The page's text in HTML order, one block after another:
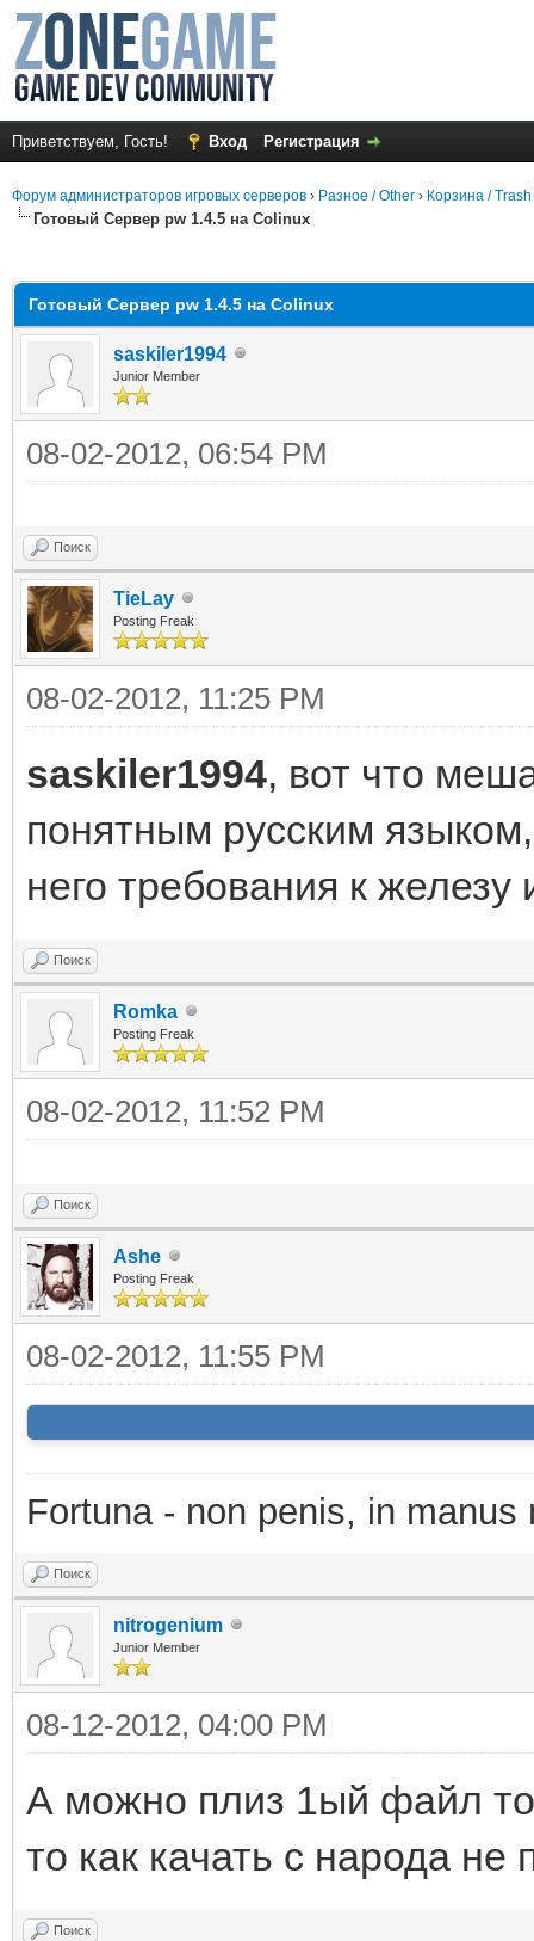
Приветствуем, Гость! Вход Регистрация
Форум администраторов игровых серверов › Разное / Other › Корзина / Trash
Готовый Сервер pw 1.4.5 на Colinux
Готовый Сервер pw 1.4.5 на Colinux
saskiler1994
Junior Member
08-02-2012, 06:54 PM
Поиск
TieLay
Posting Freak
08-02-2012, 11:25 PM
saskiler1994, вот что
понятным русским
него требования к
Поиск
Romka
Posting Freak
08-02-2012, 11:52 PM
Поиск
Ashe
Posting Freak
08-02-2012, 11:55 PM
Fortuna - non penis, in manus
Поиск
nitrogenium
Junior Member
08-12-2012, 04:00 PM
А можно плиз 1ый файл
то как качать с народа не
Поиск